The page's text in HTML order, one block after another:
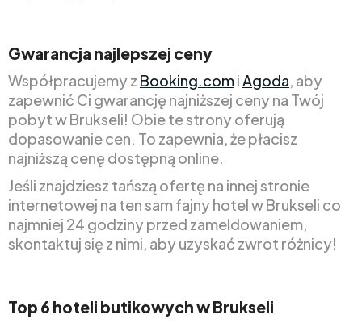
Gwarancja najlepszej ceny
Współpracujemy z Booking.comi Agoda , aby
zapewnić Ci gwarancję najniższej ceny na Twój
pobyt w Brukseli! Obie te strony oferują
dopasowanie cen. To zapewnia, że płacisz
najniższą cenę dostępną online.
Jeśli znajdziesz tańszą ofertę na innej stronie
internetowej na ten sam fajny hotel w Brukseli co
najmniej 24 godziny przed zameldowaniem,
skontaktuj się z nimi, aby uzyskać zwrot różnicy!
Top 6 hoteli butikowych w Brukseli